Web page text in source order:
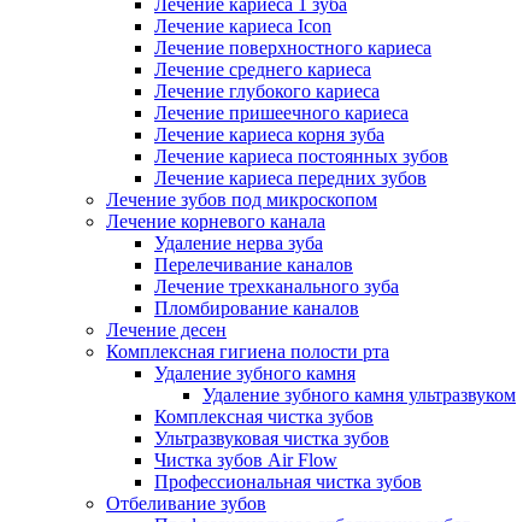
Лечение кариеса 1 зуба
Лечение кариеса Icon
Лечение поверхностного кариеса
Лечение среднего кариеса
Лечение глубокого кариеса
Лечение пришеечного кариеса
Лечение кариеса корня зуба
Лечение кариеса постоянных зубов
Лечение кариеса передних зубов
Лечение зубов под микроскопом
Лечение корневого канала
Удаление нерва зуба
Перелечивание каналов
Лечение трехканального зуба
Пломбирование каналов
Лечение десен
Комплексная гигиена полости рта
Удаление зубного камня
Удаление зубного камня ультразвуком
Комплексная чистка зубов
Ультразвуковая чистка зубов
Чистка зубов Air Flow
Профессиональная чистка зубов
Отбеливание зубов